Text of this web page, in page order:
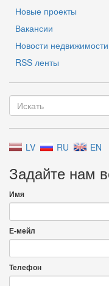
Новые проекты
Вакансии
Новости недвижимости
RSS ленты
LV RU EN
Задайте нам
Имя
Е-мейл
Телефон